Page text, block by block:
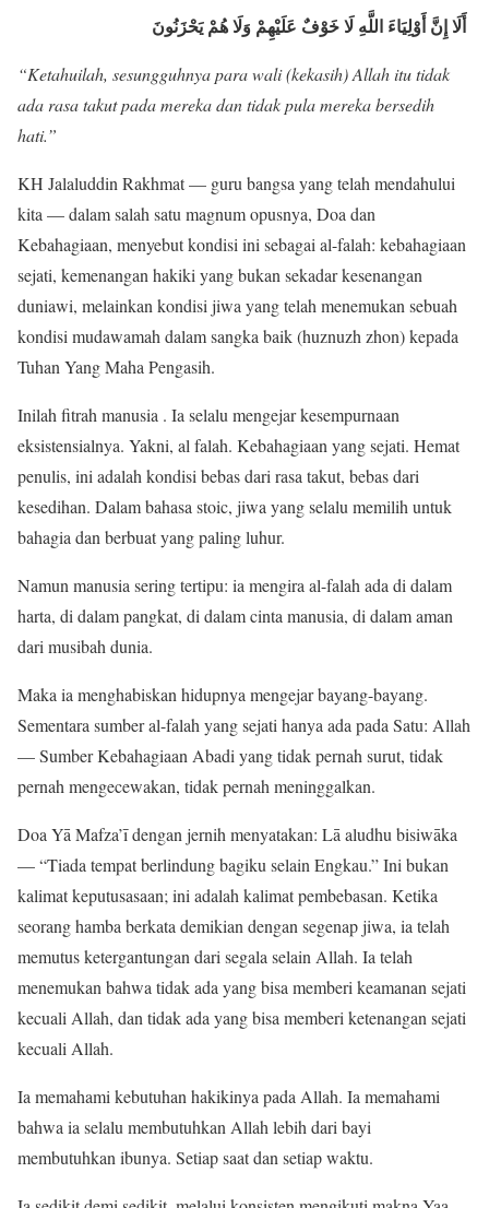
أَلَا إِنَّ أَوْلِيَاءَ اللَّهِ لَا خَوْفٌ عَلَيْهِمْ وَلَا هُمْ يَحْزَنُونَ
“Ketahuilah, sesungguhnya para wali (kekasih) Allah itu tidak
ada rasa takut pada mereka dan tidak pula mereka bersedih
hati.”
KH Jalaluddin Rakhmat — guru bangsa yang telah mendahului
kita — dalam salah satu magnum opusnya, Doa dan
Kebahagiaan, menyebut kondisi ini sebagai al-falah: kebahagiaan
sejati, kemenangan hakiki yang bukan sekadar kesenangan
duniawi, melainkan kondisi jiwa yang telah menemukan sebuah
kondisi mudawamah dalam sangka baik (huznuzh zhon) kepada
Tuhan Yang Maha Pengasih.
Inilah fitrah manusia . Ia selalu mengejar kesempurnaan
eksistensialnya. Yakni, al falah. Kebahagiaan yang sejati. Hemat
penulis, ini adalah kondisi bebas dari rasa takut, bebas dari
kesedihan. Dalam bahasa stoic, jiwa yang selalu memilih untuk
bahagia dan berbuat yang paling luhur.
Namun manusia sering tertipu: ia mengira al-falah ada di dalam
harta, di dalam pangkat, di dalam cinta manusia, di dalam aman
dari musibah dunia.
Maka ia menghabiskan hidupnya mengejar bayang-bayang.
Sementara sumber al-falah yang sejati hanya ada pada Satu: Allah
— Sumber Kebahagiaan Abadi yang tidak pernah surut, tidak
pernah mengecewakan, tidak pernah meninggalkan.
Doa Yā Mafza’ī dengan jernih menyatakan: Lā aludhu bisiwāka
— “Tiada tempat berlindung bagiku selain Engkau.” Ini bukan
kalimat keputusasaan; ini adalah kalimat pembebasan. Ketika
seorang hamba berkata demikian dengan segenap jiwa, ia telah
memutus ketergantungan dari segala selain Allah. Ia telah
menemukan bahwa tidak ada yang bisa memberi keamanan sejati
kecuali Allah, dan tidak ada yang bisa memberi ketenangan sejati
kecuali Allah.
Ia memahami kebutuhan hakikinya pada Allah. Ia memahami
bahwa ia selalu membutuhkan Allah lebih dari bayi
membutuhkan ibunya. Setiap saat dan setiap waktu.